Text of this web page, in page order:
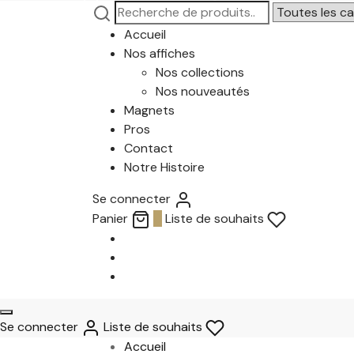
Recherche
pour :
Narrow
by
Accueil
Nos affiches
Nos collections
Nos nouveautés
Magnets
Pros
Contact
Notre Histoire
Se connecter
Panier
Liste de souhaits
Se connecter
Liste de souhaits
Accueil